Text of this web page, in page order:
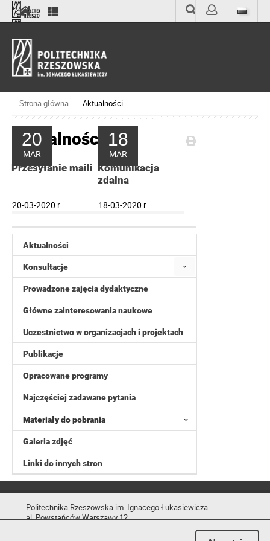
Strona główna Aktualności
Aktualności
Konsultacje
Prowadzone zajęcia dydaktyczne
Główne zainteresowania naukowe
Uczestnictwo w organizacjach i projektach
Publikacje
Opracowane programy
Najczęściej zadawane pytania
Materiały do pobrania
Galeria zdjęć
Linki do innych stron
Aktualności
20
MAR
Przesyłanie maili
20-03-2020 r.
18
MAR
Komunikacja
zdalna
18-03-2020 r.
Politechnika Rzeszowska im. Ignacego Łukasiewicza
al. Powstańców Warszawy 12